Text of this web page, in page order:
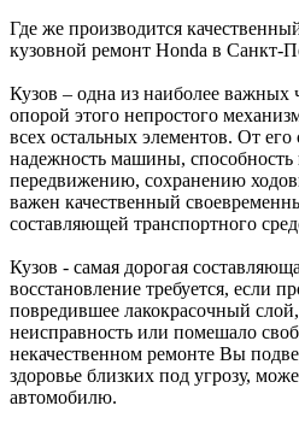
Где же производится
кузовной ремонт Honda в Санкт-
Кузов – одна из наиболее важных
опорой этого непростого
всех остальных элементов. От его
надежность машины, способность
передвижению, сохранению
важен качественный
составляющей транспортного
Кузов - самая дорогая
восстановление требуется, если
повредившее лакокрасочный
неисправность или помешало
некачественном ремонте Вы
здоровье близких под угрозу,
автомобилю.